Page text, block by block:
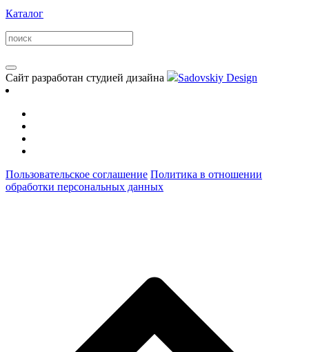
Каталог
Сайт разработан студией дизайна Sadovskiy Design
Пользовательское соглашение Политика в отношении
обработки персональных данных